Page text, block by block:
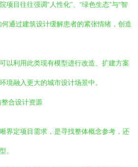
项目往往强调“人性化”、“绿色生态”与“智
通过建筑设计缓解患者的紧张情绪，创造
以利用此类现有模型进行改造、扩建方案
境融入更大的城市设计场景中。
合设计资源
界定项目需求，是寻找整体概念参考，还
。